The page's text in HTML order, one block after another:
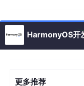
HarmonyOS开
更多推荐